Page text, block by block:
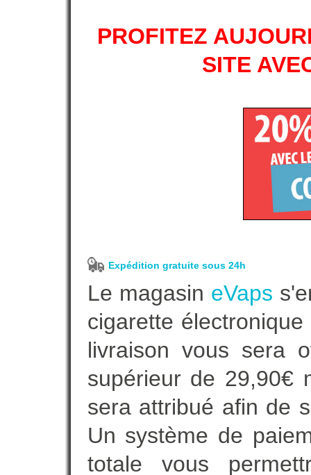
PROFITEZ
SITE
Expédition gratuite sous 24h
Le magasin eVaps
cigarette
livraison vous sera
supérieur de 29,90€
sera attribué afin de
Un système de
totale vous